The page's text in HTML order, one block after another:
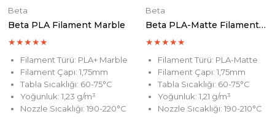
Beta
Beta PLA Filament Marble
★★★★★
Filament Türü: PLA+ Marble
Filament Çapı: 1,75mm
Tabla Sıcaklığı: 60-75°C
Yoğunluk: 1,23 g/m³
Nozzle Sıcaklığı: 190-220°C
Beta
Beta PLA-Matte Filament Grape Purple
★★★★★
Filament Türü: PLA-Matte
Filament Çapı: 1,75mm
Tabla Sıcaklığı: 60-75°C
Yoğunluk: 1,21 g/m³
Nozzle Sıcaklığı: 190-210°C